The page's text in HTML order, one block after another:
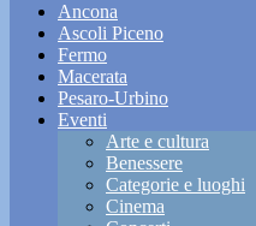
Ancona
Ascoli Piceno
Fermo
Macerata
Pesaro-Urbino
Eventi
Arte e cultura
Benessere
Categorie e luoghi
Cinema